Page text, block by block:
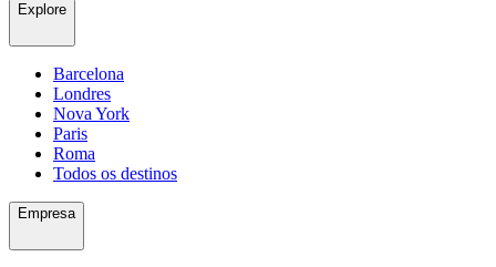
Explore
Barcelona
Londres
Nova York
Paris
Roma
Todos os destinos
Empresa